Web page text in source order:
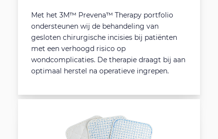
Met het 3M™ Prevena™ Therapy portfolio
ondersteunen wij de behandeling van
gesloten chirurgische incisies bij patiënten
met een verhoogd risico op
wondcomplicaties. De therapie draagt bij aan
optimaal herstel na operatieve ingrepen.